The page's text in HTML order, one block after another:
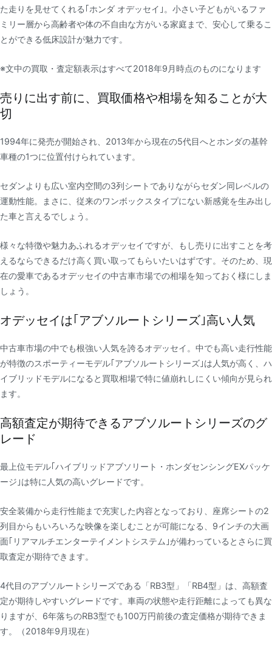
た走りを見せてくれる｢ホンダ オデッセイ｣。小さい子どもがいるファ
ミリー層から高齢者や体の不自由な方がいる家庭まで、安心して乗るこ
とができる低床設計が魅力です。
※文中の買取・査定額表示はすべて2018年9月時点のものになります
売りに出す前に、買取価格や相場を知ることが大
切
1994年に発売が開始され、2013年から現在の5代目へとホンダの基幹
車種の1つに位置付けられています。
セダンよりも広い室内空間の3列シートでありながらセダン同レベルの
運動性能。まさに、従来のワンボックスタイプにない新感覚を生み出し
た車と言えるでしょう。
様々な特徴や魅力あふれるオデッセイですが、もし売りに出すことを考
えるならできるだけ高く買い取ってもらいたいはずです。そのため、現
在の愛車であるオデッセイの中古車市場での相場を知っておく様にしま
しょう。
オデッセイは｢アブソルートシリーズ｣高い人気
中古車市場の中でも根強い人気を誇るオデッセイ。中でも高い走行性能
が特徴のスポーティーモデル｢アブソルートシリーズ｣は人気が高く、ハ
イブリッドモデルになると買取相場で特に値崩れしにくい傾向が見られ
ます。
高額査定が期待できるアブソルートシリーズのグ
レード
最上位モデル｢ハイブリッドアブソリート・ホンダセンシングEXパッケ
ージ｣は特に人気の高いグレードです。
安全装備から走行性能まで充実した内容となっており、座席シートの2
列目からもいろいろな映像を楽しむことが可能になる、9インチの大画
面｢リアマルチエンターテイメントシステム｣が備わっているとさらに買
取査定が期待できます。
4代目のアブソルートシリーズである「RB3型」「RB4型」は、高額査
定が期待しやすいグレードです。車両の状態や走行距離によっても異な
りますが、6年落ちのRB3型でも100万円前後の査定価格が期待できま
す。（2018年9月現在）